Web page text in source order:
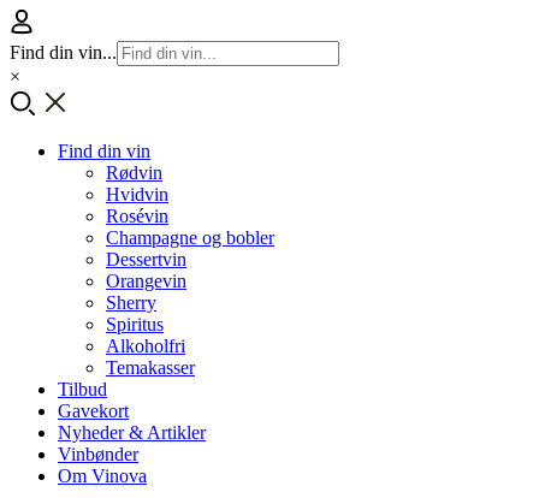
Find din vin...
×
Find din vin
Rødvin
Hvidvin
Rosévin
Champagne og bobler
Dessertvin
Orangevin
Sherry
Spiritus
Alkoholfri
Temakasser
Tilbud
Gavekort
Nyheder & Artikler
Vinbønder
Om Vinova